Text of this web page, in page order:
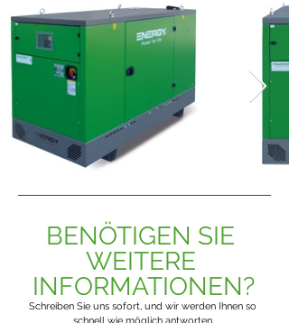
BENÖTIGEN SIE
WEITERE
INFORMATIONEN?
Schreiben Sie uns sofort, und wir werden Ihnen so